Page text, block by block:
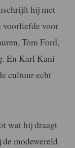
hij met
voorliefde voor
Tom Ford,
En Karl Kani
cultuur echt
wat hij draagt
modewereld